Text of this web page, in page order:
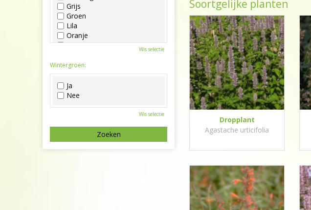
Soortgelijke planten
Dropplant
Agastache urticifolia
Grijs
Groen
Lila
Oranje
Paars
Roze
Wit
Zwart
Wis selectie
Wintergroen:
Ja
Nee
Wis selectie